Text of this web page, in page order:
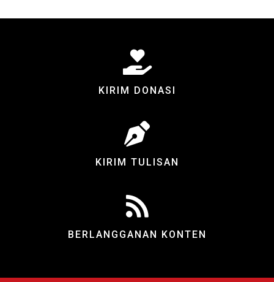
KIRIM DONASI
KIRIM TULISAN
BERLANGGANAN KONTEN